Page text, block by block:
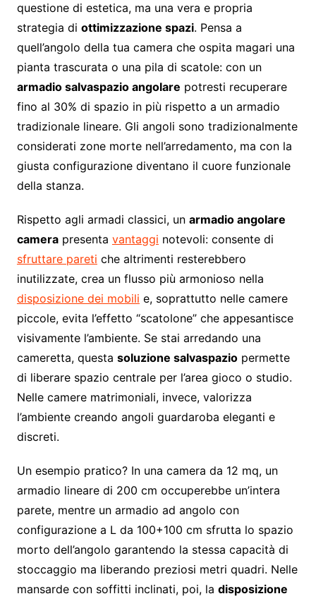
questione di estetica, ma una vera e propria
strategia di ottimizzazione spazi. Pensa a
quell’angolo della tua camera che ospita magari una
pianta trascurata o una pila di scatole: con un
armadio salvaspazio angolare potresti recuperare
fino al 30% di spazio in più rispetto a un armadio
tradizionale lineare. Gli angoli sono tradizionalmente
considerati zone morte nell’arredamento, ma con la
giusta configurazione diventano il cuore funzionale
della stanza.
Rispetto agli armadi classici, un armadio angolare
camerapresenta vantaggi notevoli: consente di
sfruttare pareti che altrimenti resterebbero
inutilizzate, crea un flusso più armonioso nella
disposizione dei mobili e, soprattutto nelle camere
piccole, evita l’effetto “scatolone” che appesantisce
visivamente l’ambiente. Se stai arredando una
cameretta, questa soluzione salvaspaziopermette
di liberare spazio centrale per l’area gioco o studio.
Nelle camere matrimoniali, invece, valorizza
l’ambiente creando angoli guardaroba eleganti e
discreti.
Un esempio pratico? In una camera da 12 mq, un
armadio lineare di 200 cm occuperebbe un’intera
parete, mentre un armadio ad angolo con
configurazione a L da 100+100 cm sfrutta lo spazio
morto dell’angolo garantendo la stessa capacità di
stoccaggio ma liberando preziosi metri quadri. Nelle
mansarde con soffitti inclinati, poi, la disposizione